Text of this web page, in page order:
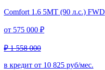
Comfort 1.6 5MT (90 л.с.) FWD
от 575 000 ₽
₽ 1 558 000
в кредит от 10 825 руб/мес.